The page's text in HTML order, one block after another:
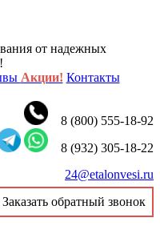
от надежных
Акции! Контакты
8 (800) 555-18-92
8 (932) 305-18-22
24@etalonvesi.ru
Заказать обратный звонок